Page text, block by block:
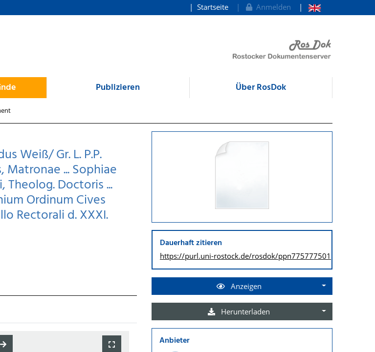
Startseite Anmelden
Publizieren Über RosDok
Weiß/ Gr. L. P.P.
Matronae ... Sophiae
Theolog. Doctoris ...
Ordinum Cives
Rectorali d. XXXI.
Dauerhaft zitieren
https://purl.uni-rostock.de/rosdok/ppn775777501
Anzeigen
Herunterladen
Anbieter